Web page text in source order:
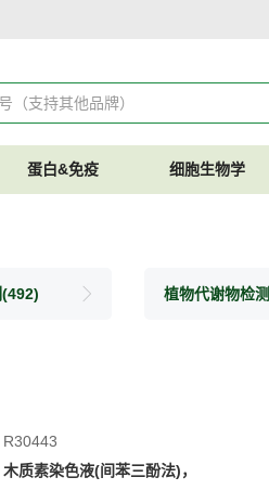
蛋白&免疫 细胞生物学
(492) 植物代谢物检测
R30443
木质素染色液(间苯三酚法)，